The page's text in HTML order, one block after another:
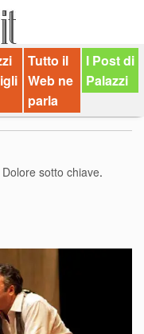
Tutto il
Web ne
parla
I Post di
Palazzi
Dolore sotto chiave.